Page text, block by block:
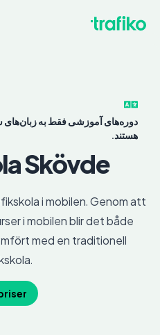
دوره‌های آموزشی فقط به
هستند.
Skövde
i mobilen. Genom att
i mobilen blir det både
med en traditionell